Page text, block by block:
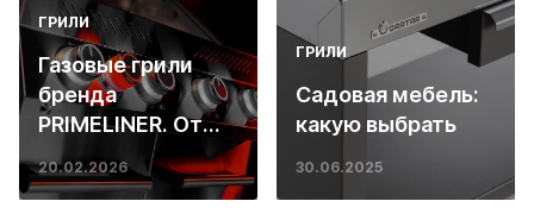
ГРИЛИ
Газовые грили
бренда
PRIMELINER. От
основ инженерии
до ресторанных
20.02.2026
ГРИЛИ
Садовая мебель:
какую выбрать
30.06.2025